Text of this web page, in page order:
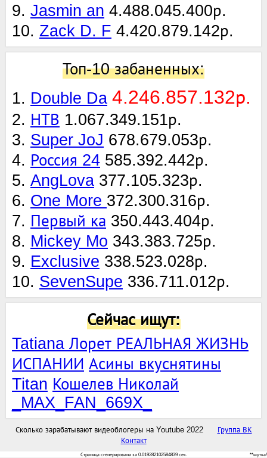
9. Jasmin an 4.488.045.400р.
10. Zack D. F 4.420.879.142р.
Топ-10 забаненных:
1. Double Da 4.246.857.132р.
2. НТВ 1.067.349.151р.
3. Super JoJ 678.679.053р.
4. Россия 24 585.392.442р.
5. AngLova 377.105.323р.
6. One More 372.300.316р.
7. Первый ка 350.443.404р.
8. Mickey Mo 343.383.725р.
9. Exclusive 338.523.028р.
10. SevenSupe 336.711.012р.
Сейчас ищут:
Tatiana Лорет РЕАЛЬНАЯ ЖИЗНЬ
ИСПАНИИ Асины вкуснятины
Titan Кошелев Николай
_MAX_FAN_669X_
Сколько зарабатывают видеоблогеры на Youtube 2022
Группа ВК
Контакт
Страница сгенерирована за 0.019282102584839 сек. **шутка!